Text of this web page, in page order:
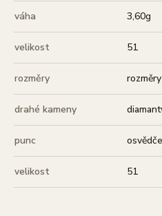
váha 3,60g
velikost 51
rozměry
drahé kameny
punc
velikost 51